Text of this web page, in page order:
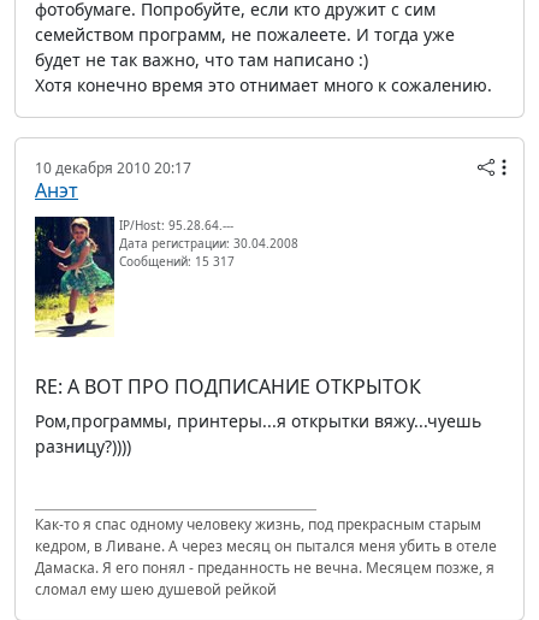
фотобумаге. Попробуйте, если кто дружит с сим
семейством программ, не пожалеете. И тогда уже
будет не так важно, что там написано :)
Хотя конечно время это отнимает много к сожалению.
10 декабря 2010 20:17
Анэт
IP/Host: 95.28.64.---
Дата регистрации: 30.04.2008
Сообщений: 15 317
RE: А ВОТ ПРО ПОДПИСАНИЕ ОТКРЫТОК
Ром,программы, принтеры...я открытки вяжу...чуешь
разницу?))))
Как-то я спас одному человеку жизнь, под прекрасным старым
кедром, в Ливане. А через месяц он пытался меня убить в отеле
Дамаска. Я его понял - преданность не вечна. Месяцем позже, я
сломал ему шею душевой рейкой